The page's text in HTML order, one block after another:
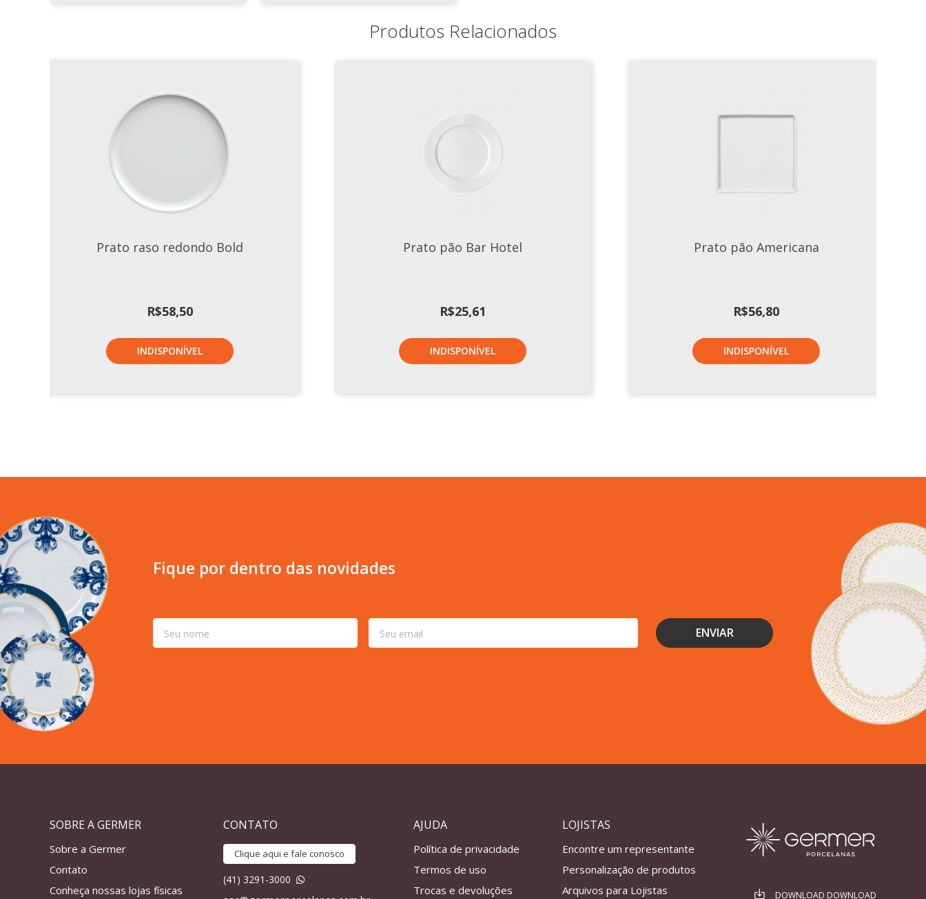
Produtos Relacionados
Prato raso redondo Bold
R$58,50
INDISPONÍVEL
Prato pão Bar Hotel
R$25,61
INDISPONÍVEL
Prato pão Americana
R$56,80
INDISPONÍVEL
Fique por dentro das novidades
SOBRE A GERMER
Sobre a Germer
Contato
Conheça nossas lojas físicas
CONTATO
Clique aqui e fale conosco
(41) 3291-3000
AJUDA
Política de privacidade
Termos de uso
Trocas e devoluções
LOJISTAS
Encontre um representante
Personalização de produtos
Arquivos para Lojistas
DOWNLOAD DOWNLOAD